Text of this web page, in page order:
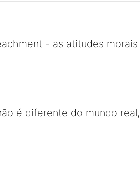
- as atitudes
é diferente do mundo